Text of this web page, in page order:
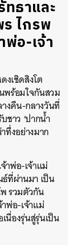
ทธาและ
ไกรพ
อ-เจ้า
งเชิดสิงโต
พร้อมใจกันสวม
งคืน-กลางวันที่
าว ‘ปากน้ำ
ทึ่งอย่างมาก
าพ่อ-เจ้าแม่
ที่ผ่านมา เป็น
รวมตัวกัน
พ่อ-เจ้าแม่
นื่องรุ่นสู่รุ่นเป็น